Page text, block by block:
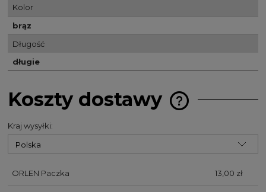
Kolor
brąz
Długość
długie
Koszty dostawy
Cena nie zawiera
Kraj wysyłki:
ORLEN Paczka 13,00 zł